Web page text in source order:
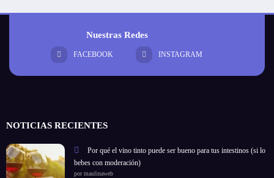
Nuestras Redes
FACEBOOK INSTAGRAM
NOTICIAS RECIENTES
Por qué el vino tinto puede ser bueno para tus intestinos (si lo
bebes con moderación)
por maulinaweb